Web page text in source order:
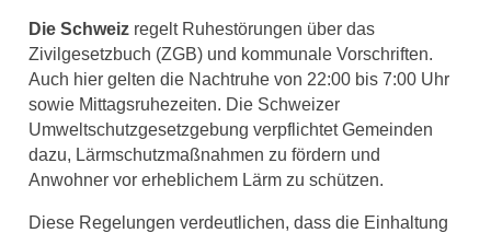
Die Schweizregelt Ruhestörungen über das
Zivilgesetzbuch (ZGB) und kommunale Vorschriften.
Auch hier gelten die Nachtruhe von 22:00 bis 7:00 Uhr
sowie Mittagsruhezeiten. Die Schweizer
Umweltschutzgesetzgebung verpflichtet Gemeinden
dazu, Lärmschutzmaßnahmen zu fördern und
Anwohner vor erheblichem Lärm zu schützen.
Diese Regelungen verdeutlichen, dass die Einhaltung